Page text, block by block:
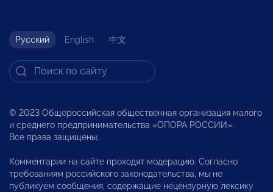
Русский English 中文
© 2023 Общероссийская общественная организация малого
и среднего предпринимательства «ОПОРА РОССИИ».
Все права защищены.
Комментарии на сайте проходят модерацию. Согласно
требованиям российского законодательства, мы не
публикуем сообщения, содержащие нецензурную лексику